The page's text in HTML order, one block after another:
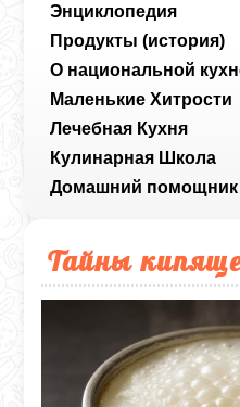
Энциклопедия
Продукты (история)
О национальной
Маленькие Хитрости
Лечебная Кухня
Кулинарная Школа
Домашний помощник
Тайны